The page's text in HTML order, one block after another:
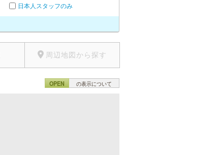
日本人スタッフのみ
周辺地図から探す
OPEN の表示について